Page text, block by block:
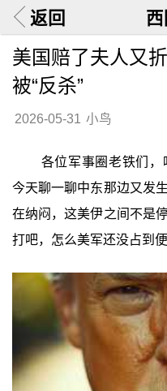
返回
美国赔了夫人又
被“反杀”
2026-05-31 小鸟
各位军事圈老铁们，
今天聊一聊中东那边又发
在纳闷，这美伊之间不是
打吧，怎么美军还没占到便